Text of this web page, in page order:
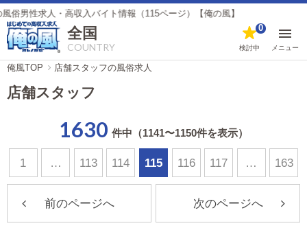
求人・高収入バイト情報（115ページ）【俺の風】
全国
COUNTRY 検討中
0
メニュー
俺風TOP 店舗スタッフの風俗求人
店舗スタッフ
1630 件中（1141〜1150件を表示）
1 … 113 114 115 116 117 … 163
前のページへ 次のページへ